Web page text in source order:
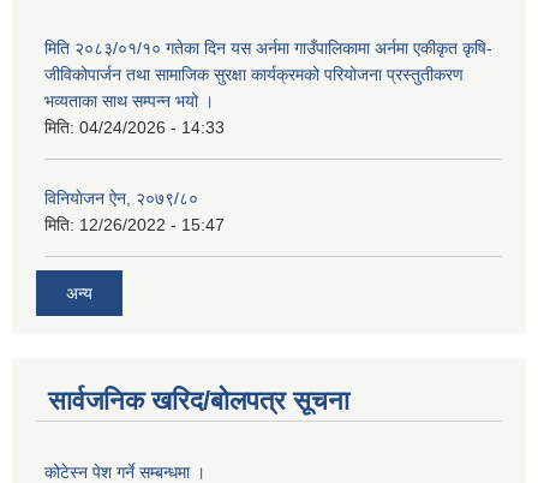
मिति २०८३/०१/१० गतेका दिन यस अर्नमा गाउँपालिकामा अर्नमा एकीकृत कृषि-
जीविकोपार्जन तथा सामाजिक सुरक्षा कार्यक्रमको परियोजना प्रस्तुतीकरण
भव्यताका साथ सम्पन्न भयो ।
मिति: 04/24/2026 - 14:33
विनियाेजन ऐन, २०७९/८०
मिति: 12/26/2022 - 15:47
अन्य
सार्वजनिक खरिद/बोलपत्र सूचना
कोटेस्न पेश गर्ने सम्बन्धमा ।